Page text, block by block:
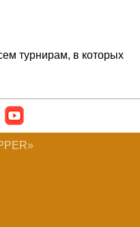
турнирам, в которых